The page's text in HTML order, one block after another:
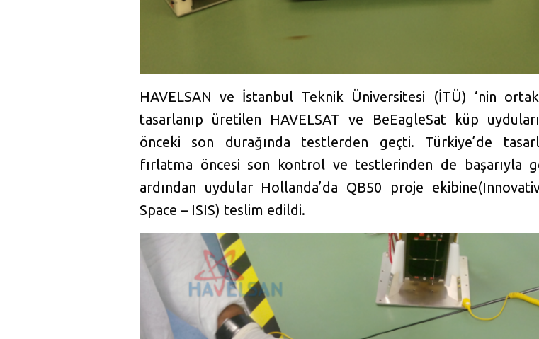
HAVELSAN ve İstanbul Teknik Üniversitesi (İTÜ) ‘nin ortak
tasarlanıp üretilen HAVELSAT ve BeEagleSat küp
önceki son durağında testlerden geçti. Türkiye’de
fırlatma öncesi son kontrol ve testlerinden de başarıyla
ardından uydular Hollanda’da QB50 proje
Space – ISIS) teslim edildi.